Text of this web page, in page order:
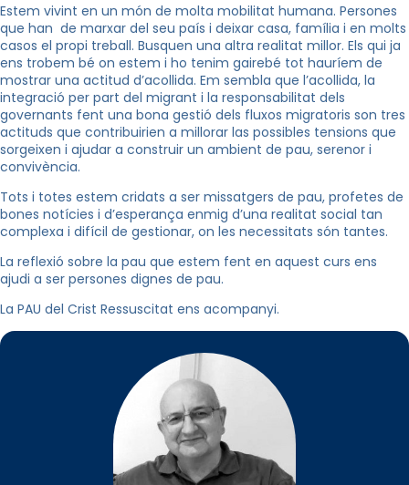
Estem vivint en un món de molta mobilitat humana. Persones
que han de marxar del seu país i deixar casa, família i en molts
casos el propi treball. Busquen una altra realitat millor. Els qui ja
ens trobem bé on estem i ho tenim gairebé tot hauríem de
mostrar una actitud d’acollida. Em sembla que l’acollida, la
integració per part del migrant i la responsabilitat dels
governants fent una bona gestió dels fluxos migratoris son tres
actituds que contribuirien a millorar las possibles tensions que
sorgeixen i ajudar a construir un ambient de pau, serenor i
convivència.
Tots i totes estem cridats a ser missatgers de pau, profetes de
bones notícies i d’esperança enmig d’una realitat social tan
complexa i difícil de gestionar, on les necessitats són tantes.
La reflexió sobre la pau que estem fent en aquest curs ens
ajudi a ser persones dignes de pau.
La PAU del Crist Ressuscitat ens acompanyi.